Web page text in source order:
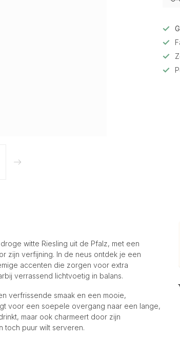
witte Riesling uit de Pfalz, met een
zijn verfijning. In de neus ontdek je een
accenten die zorgen voor extra
verrassend lichtvoetig in balans.
verfrissende smaak en een mooie,
voor een soepele overgang naar een lange,
maar ook charmeert door zijn
toch puur wilt serveren.